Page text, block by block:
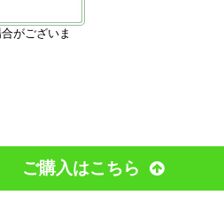
がございま
ご購入はこちら